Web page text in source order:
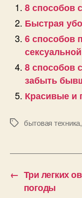
8 способов
Быстрая
6 способов
сексуальной
8 способов
забыть
Красивые и
Позначкибытовая техника,
← Три легких
погоды